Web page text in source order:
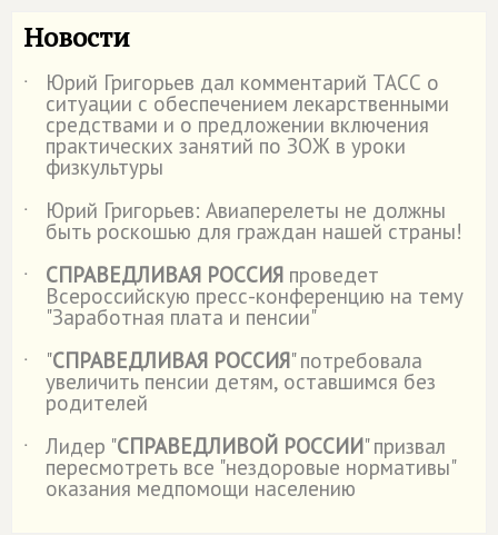
Новости
˙ Юрий Григорьев дал комментарий ТАСС о
ситуации с обеспечением лекарственными
средствами и о предложении включения
практических занятий по ЗОЖ в уроки
физкультуры
˙
Юрий Григорьев: Авиаперелеты не должны
быть роскошью для граждан нашей страны!
˙
СПРАВЕДЛИВАЯ РОССИЯ проведет
Всероссийскую пресс-конференцию на тему
"Заработная плата и пенсии"
˙
"СПРАВЕДЛИВАЯ РОССИЯ" потребовала
увеличить пенсии детям, оставшимся без
родителей
˙
Лидер "СПРАВЕДЛИВОЙ РОССИИ" призвал
пересмотреть все "нездоровые нормативы"
оказания медпомощи населению